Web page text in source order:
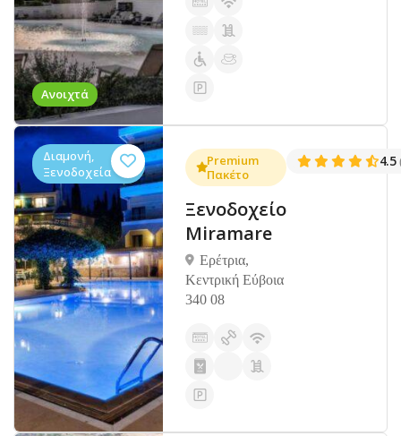
Ανοιχτά
Διαμονή,
Ξενοδοχεία
Premium
Πακέτο
Ξενοδοχείο
Miramare
Ερέτρια,
Κεντρική Εύβοια
340 08
4.5